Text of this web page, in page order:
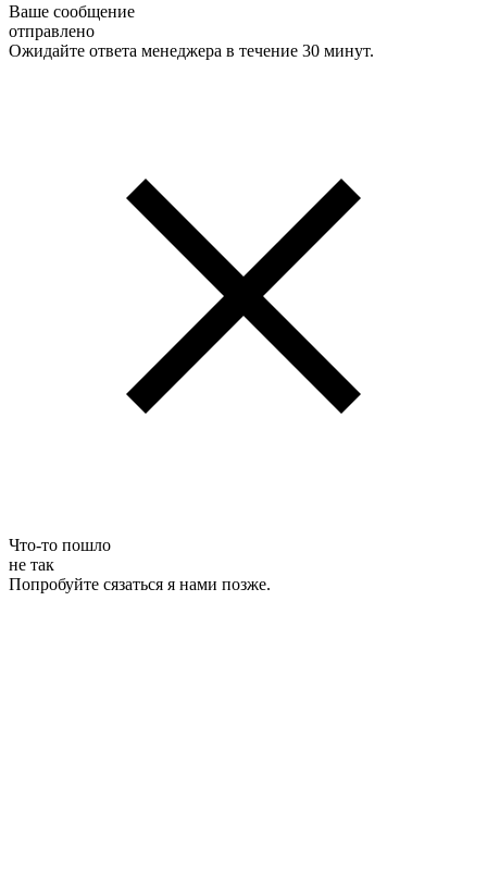
Ваше сообщение
отправлено
Ожидайте ответа менеджера в течение 30 минут.
Что-то пошло
не так
Попробуйте сязаться я нами позже.